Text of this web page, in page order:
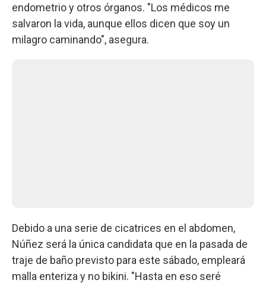
endometrio y otros órganos. "Los médicos me
salvaron la vida, aunque ellos dicen que soy un
milagro caminando", asegura.
Debido a una serie de cicatrices en el abdomen,
Núñez será la única candidata que en la pasada de
traje de baño previsto para este sábado, empleará
malla enteriza y no bikini. "Hasta en eso seré